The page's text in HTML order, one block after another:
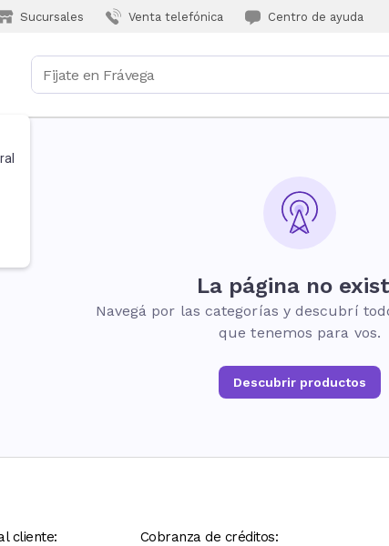
Sucursales Venta telefónica Centro de ayuda
La página no
Navegá por las categorías y descubrí
que tenemos para vos.
Descubrir productos
cliente: Cobranza de créditos: